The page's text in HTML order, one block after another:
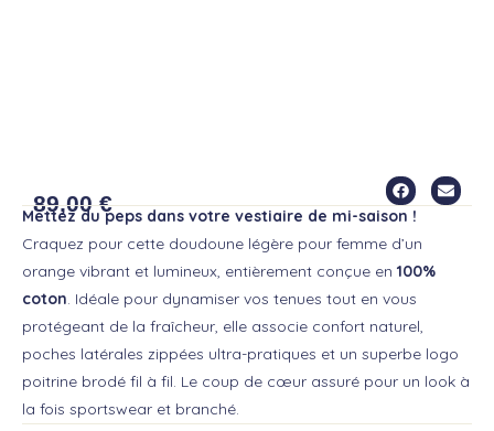
CRAWFORD DOUDOUNE
89,00€
Mettez du peps dans votre vestiaire de mi-saison !
Craquez pour cette doudoune légère pour femme d’un
orange vibrant et lumineux, entièrement conçue en 100%
coton. Idéale pour dynamiser vos tenues tout en vous
protégeant de la fraîcheur, elle associe confort naturel,
poches latérales zippées ultra-pratiques et un superbe logo
poitrine brodé fil à fil. Le coup de cœur assuré pour un look à
la fois sportswear et branché.